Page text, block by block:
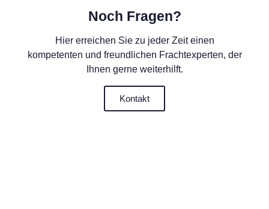
Noch Fragen?
Hier erreichen Sie zu jeder Zeit einen
kompetenten und freundlichen Frachtexperten, der
Ihnen gerne weiterhilft.
Kontakt